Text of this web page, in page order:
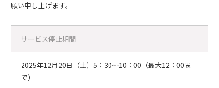
願い申し上げます。
サービス停止期間
2025年12月20日（土）5：30～10：00（最大12：00ま
で）